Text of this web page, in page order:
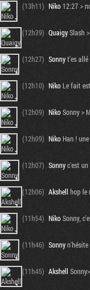
(13h11) Niko12:27 >
(12h39) QuaigySlash
(12h27) Sonnyt'es
(12h10) NikoLe fait
(12h09) NikoSonny >
(12h09) NikoHan !
(12h07) Sonnyc'est un
(12h06) Akshell hop le
(11h54) NikoSonny,
(11h46) Sonnyn'hésite
(11h45) Akshell